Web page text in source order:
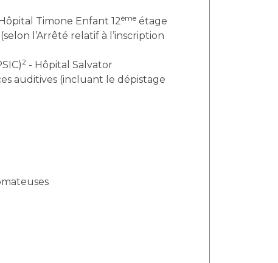
Timone Enfant 12ème étage
l’Arrêté relatif à l’inscription
2 - Hôpital Salvator
auditives (incluant le dépistage